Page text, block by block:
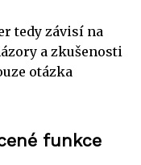
tedy závisí na
a zkušenosti
otázka
funkce